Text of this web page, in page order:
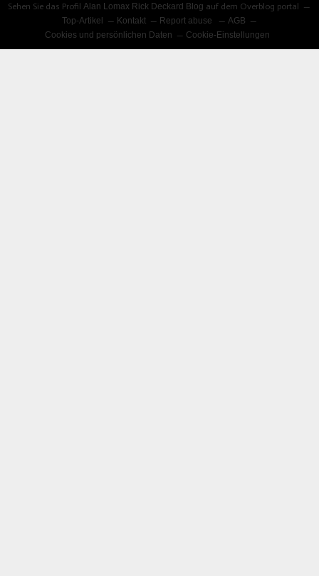
Sehen Sie das ProfilAlan Lomax Rick Deckard Blog auf dem Overblog portal
Top-Artikel
Kontakt Report abuse
AGB
Cookies und persönlichen Daten
Cookie-Einstellungen